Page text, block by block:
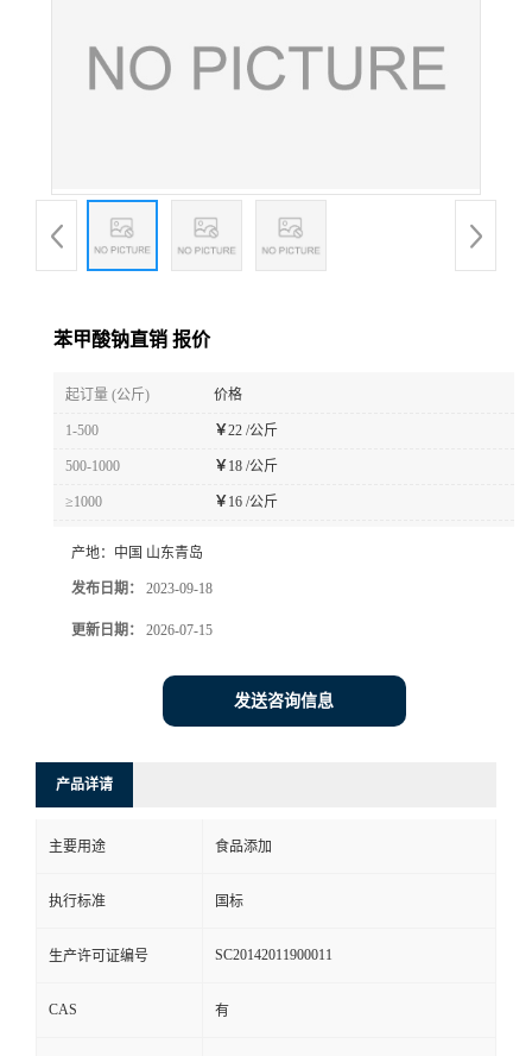
苯甲酸钠直销 报价
起订量 (公斤) 价格
1-500 ￥22 /公斤
500-1000 ￥ 18 /公斤
≥1000 ￥ 16 /公斤
产地： 中国 山东青岛
发布日期： 2023-09-18
更新日期： 2026-07-15
发送咨询信息
产品详请
主要用途 食品添加
执行标准 国标
生产许可证编号 SC20142011900011
CAS 有